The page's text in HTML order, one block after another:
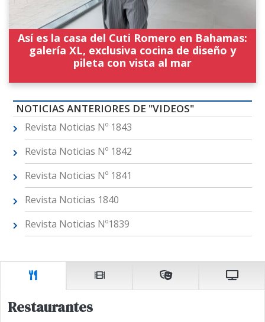
Así es la casa del Cuti Romero en Bahamas:
galería XL, exclusiva cocina de diseño y
pileta con vista al mar
NOTICIAS ANTERIORES DE "VIDEOS"
Revista Noticias Nº 1843
Revista Noticias Nº 1842
Revista Noticias Nº 1841
Revista Noticias 1840
Revista Noticias Nº1839
Restaurantes